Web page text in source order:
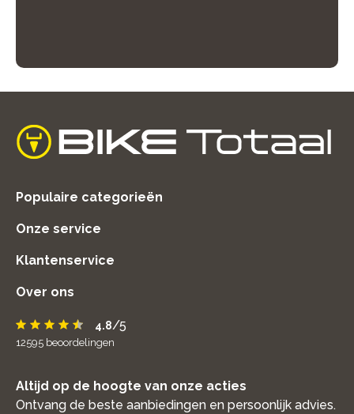
home
Populaire categorieën
Onze service
Klantenservice
Over ons
4.8/5
12595 beoordelingen
Altijd op de hoogte van onze acties
Ontvang de beste aanbiedingen en persoonlijk advies.